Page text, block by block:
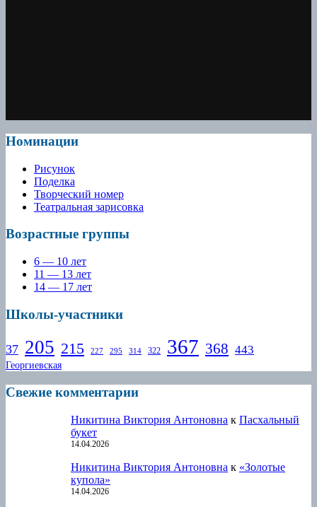
Номинации
Рисунок
Поделка
Творческий номер
Театральная зарисовка
Возрастные группы
6 — 10 лет
11 — 13 лет
14 — 17 лет
Школы-участники
37 205 215 227 295 314 322 367 368 443
Георгиевская
Свежие комментарии
Никитина Виктория Антоновна к Пасхальный
букет
14.04.2026
Никитина Виктория Антоновна к «Золотые
купола»
14.04.2026